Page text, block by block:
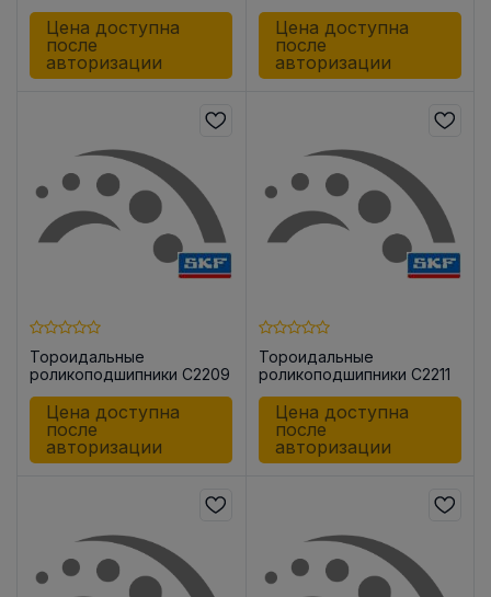
Цена доступна
после
авторизации
Цена доступна
после
авторизации
Тороидальные
роликоподшипники C2209
Цена доступна
после
авторизации
Тороидальные
роликоподшипники C2211
Цена доступна
после
авторизации